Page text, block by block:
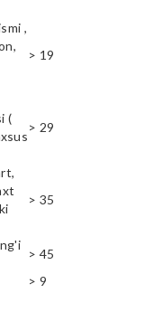
,
> 19
(
> 29
> 35
> 45
> 9